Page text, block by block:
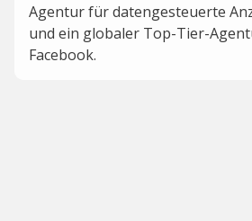
Agentur für datengesteuerte
und ein globaler Top-Tier-
Facebook.